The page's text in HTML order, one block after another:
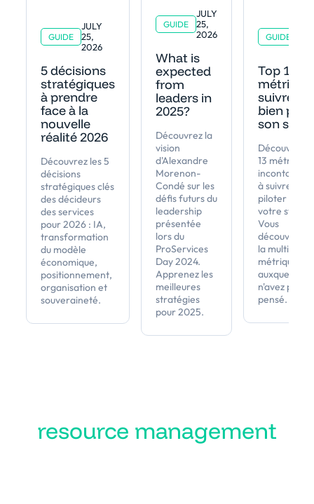
GUIDE
JULY
25,
2026
5 décisions
stratégiques
à prendre
face à la
nouvelle
réalité 2026
Découvrez les 5
décisions
stratégiques clés
des décideurs
des services
pour 2026 : IA,
transformation
du modèle
économique,
positionnement,
organisation et
souveraineté.
GUIDE
JULY
25,
2026
What is
expected
from
leaders in
2025?
Découvrez la
vision
d'Alexandre
Morenon-
Condé sur les
défis futurs du
leadership
présentée
lors du
ProServices
Day 2024.
Apprenez les
meilleures
stratégies
pour 2025.
GUIDE
Top 13
suivre
bien
son
Découvrez
13 métriques
à suivre pour
piloter au
votre
Vous
découvrirez
la multitude
métriques
auxquelles
n'avez pas
pensé.
resource management